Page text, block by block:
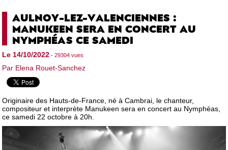
AULNOY-LEZ-VALENCIENNES :
MANUKEEN SERA EN CONCERT AU
NYMPHÉAS CE SAMEDI
Le 14/10/2022 - 29304 vues
Par Elena Rouet-Sanchez
Originaire des Hauts-de-France, né à Cambrai, le chanteur,
compositeur et interprète Manukeen sera en concert au Nymphéas,
ce samedi 22 octobre à 20h.